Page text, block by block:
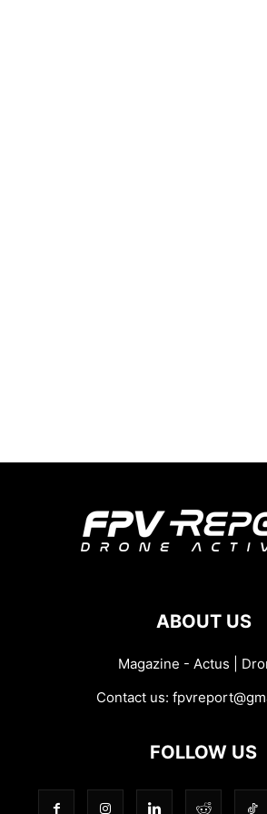
ABOUT US
Magazine - Actus |
Contact us:
FOLLOW US